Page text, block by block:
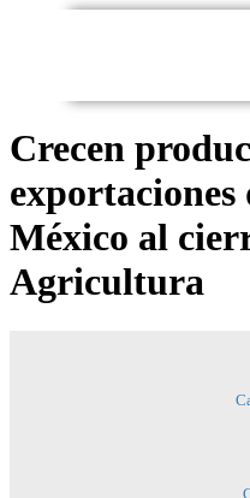
Crecen
exportaciones
México al
Agricultura